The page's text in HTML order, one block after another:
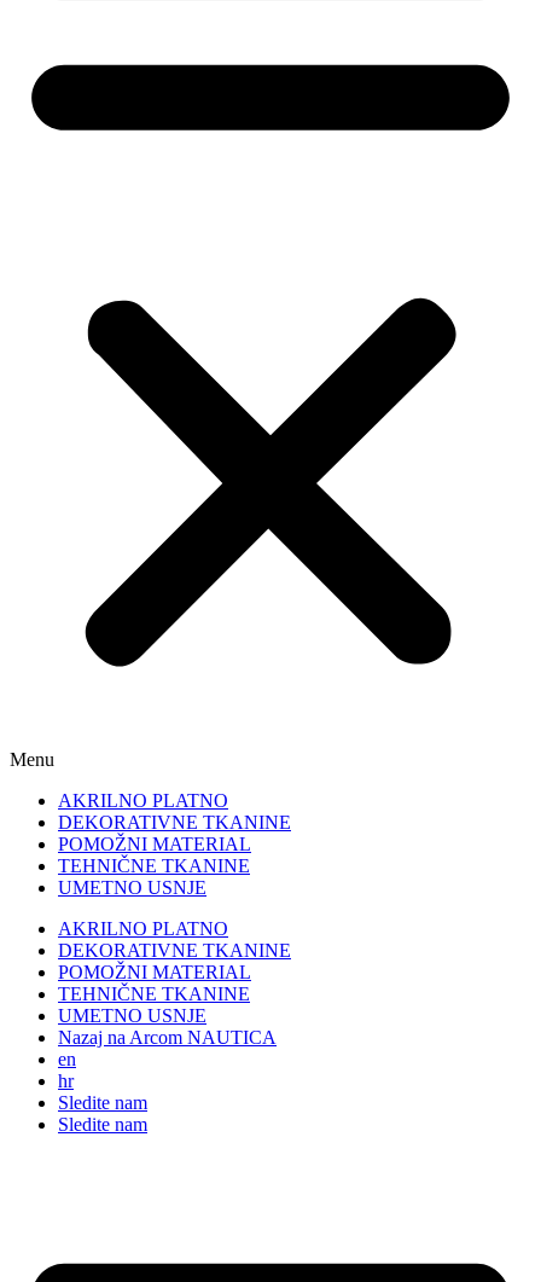
Menu
AKRILNO PLATNO
DEKORATIVNE TKANINE
POMOŽNI MATERIAL
TEHNIČNE TKANINE
UMETNO USNJE
AKRILNO PLATNO
DEKORATIVNE TKANINE
POMOŽNI MATERIAL
TEHNIČNE TKANINE
UMETNO USNJE
Nazaj na Arcom NAUTICA
en
hr
Sledite nam
Sledite nam